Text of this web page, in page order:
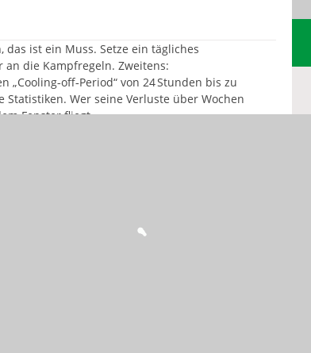
ist ein Muss. Setze ein tägliches
die Kampfregeln. Zweitens:
von 24 Stunden bis zu
Wer seine Verluste über Wochen
Fenster fliegt.